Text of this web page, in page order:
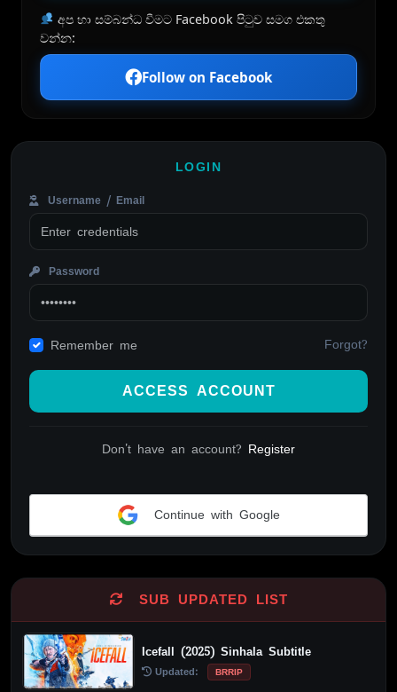
අප හා සම්බන්ධ වීමට Facebook පිටුව සමග එකතු
වන්න:
Follow on Facebook
LOGIN
Username / Email
Password
Remember me Forgot?
ACCESS ACCOUNT
Don't have an account? Register
Continue with Google
SUB UPDATED LIST
Icefall (2025) Sinhala Subtitle
Updated: BRRIP